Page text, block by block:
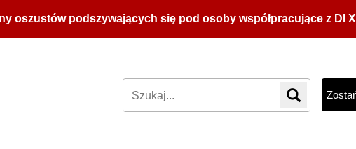
oszustów podszywających się pod osoby współpracujące z DI